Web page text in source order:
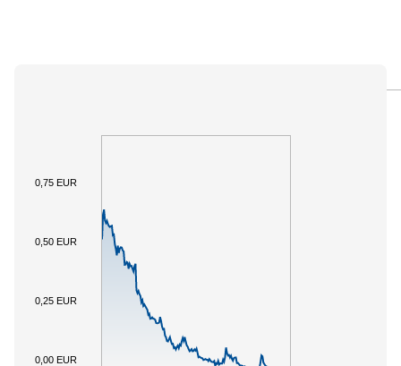
0,00 EUR
0,25 EUR
0,50 EUR
0,75 EUR